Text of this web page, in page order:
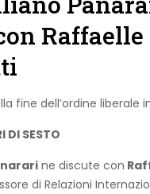
Raffaelle
fine dell’ordine liberale
DI SESTO
ne discute con
di Relazioni